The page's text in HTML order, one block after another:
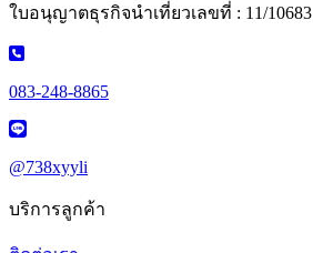
ใบอนุญาตธุรกิจนำเที่ยวเลขที่ : 11/10683
083-248-8865
@738xyyli
บริการลูกค้า